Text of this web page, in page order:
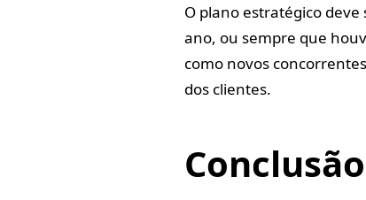
O plano estratégico
ano, ou sempre que
como novos
dos clientes.
Conclusão